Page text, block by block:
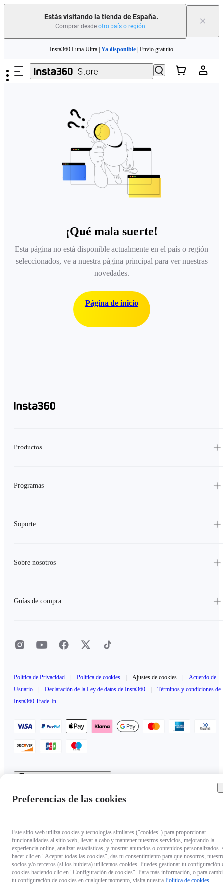
Estás visitando la tienda de España.
Comprar desde otro país o región. ×
Need shopping help? | Chat with our experts now!
Insta360 Luna Ultra | Ya disponible | Envío gratuito
¡Qué mala suerte!
Esta página no está disponible actualmente en el país o región
seleccionados, ve a nuestra página principal para ver nuestras
novedades.
Página de inicio
Productos
Programas
Soporte
Sobre nosotros
Guías de compra
Política de Privacidad Política de cookies Ajustes de cookies
Acuerdo de
Usuario
Declaración de la Ley de datos de Insta360
Términos y condiciones de
Insta360 Trade-In
Preferencias de las cookies
Este sitio web utiliza cookies y tecnologías similares ("cookies") para proporcionar
funcionalidades al sitio web, llevar a cabo y mantener nuestros servicios, mejorando la
experiencia online, analizar estadísticas, y mostrar anuncios o contenidos personalizados.
hacer clic en "Aceptar todas las cookies", das tu consentimiento para que nosotros,
socios y/o terceros (si los hubiera) utilicemos cookies. Puedes gestionar tu configuración
cookies haciendo clic en "Configuración de cookies". Para más información, o para
tu configuración de cookies en cualquier momento, visita nuestra Política de cookies.